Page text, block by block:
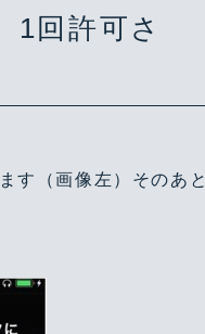
1回許可さ
す（画像左）そのあと